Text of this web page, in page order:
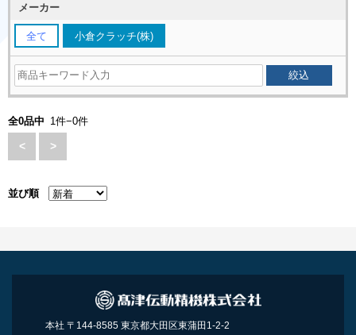
メーカー
全て 小倉クラッチ(株)
全0品中 1件−0件
< >
並び順
本社 〒144-8585 東京都大田区東蒲田1-2-2